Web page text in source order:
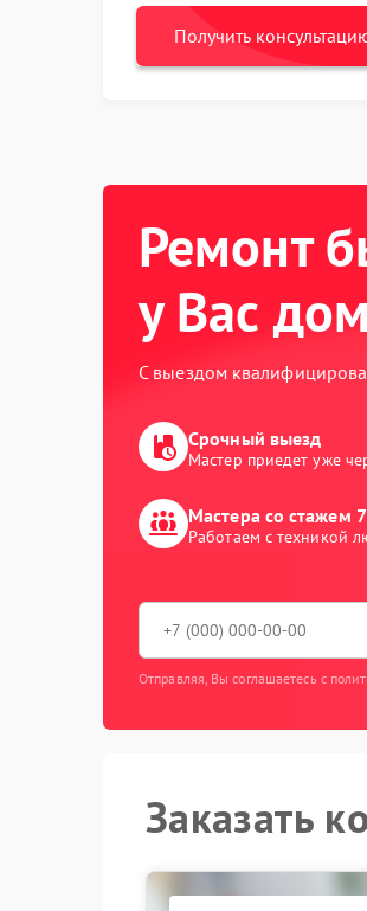
Получить
Ремонт
у Вас
С выездом
Срочный выезд
Мастер приедет уже
Мастера со стажем
Работаем с техникой
Отправляя, Вы соглашаетесь с
Заказать